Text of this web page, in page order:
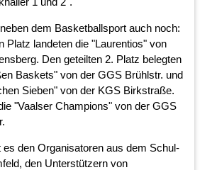
dem Basketballsport auch noch:
Platz landeten die "Laurentios" von
Den geteilten 2. Platz belegten
Baskets" von der GGS Brühlstr. und
Sieben" von der KGS Birkstraße.
"Vaalser Champions" von der GGS
es den Organisatoren aus dem Schul-
den Unterstützern von